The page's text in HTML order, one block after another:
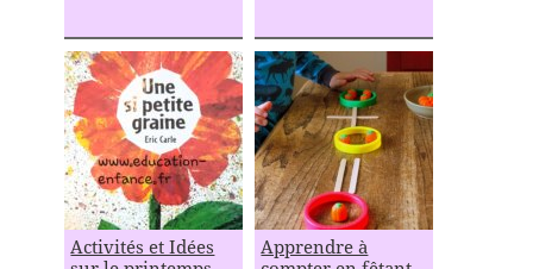
Activités et Idées
Apprendre à